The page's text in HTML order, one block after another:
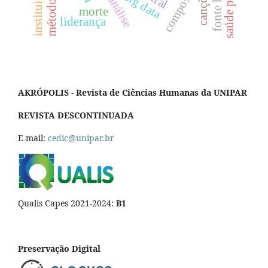
morte
liderança
AKRÓPOLIS - Revista de Ciências Humanas da UNIPAR
REVISTA DESCONTINUADA
E-mail: cedic@unipar.br
Qualis Capes 2021-2024: B1
Preservação Digital